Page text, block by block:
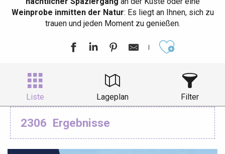
Weinprobe inmitten der Natur: Es liegt an Ihnen, sich zu
trauen und jeden Moment zu genießen.
Liste Lageplan Filter
2306 Ergebnisse